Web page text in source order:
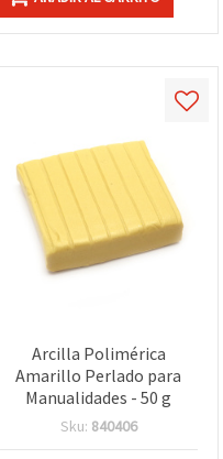
Arcilla Polimérica
Amarillo Perlado para
Manualidades - 50 g
Sku: 840406